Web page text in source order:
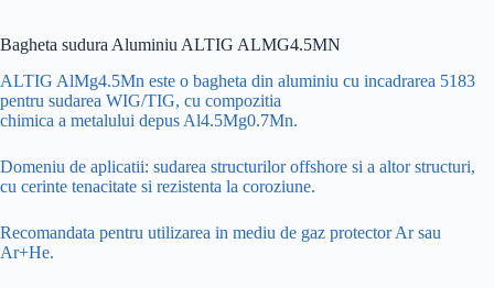
Bagheta sudura Aluminiu ALTIG ALMG4.5MN
ALTIG AlMg4.5Mn este o bagheta din aluminiu cu incadrarea 5183
pentru sudarea WIG/TIG, cu compozitia
chimica a metalului depus Al4.5Mg0.7Mn.
Domeniu de aplicatii: sudarea structurilor offshore si a altor structuri,
cu cerinte tenacitate si rezistenta la coroziune.
Recomandata pentru utilizarea in mediu de gaz protector Ar sau
Ar+He.